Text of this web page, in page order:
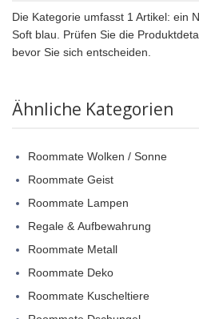
Die Kategorie umfasst 1 Artikel: ein
Soft blau. Prüfen Sie die
bevor Sie sich entscheiden.
Ähnliche Kategorien
Roommate Wolken / Sonne
Roommate Geist
Roommate Lampen
Regale & Aufbewahrung
Roommate Metall
Roommate Deko
Roommate Kuscheltiere